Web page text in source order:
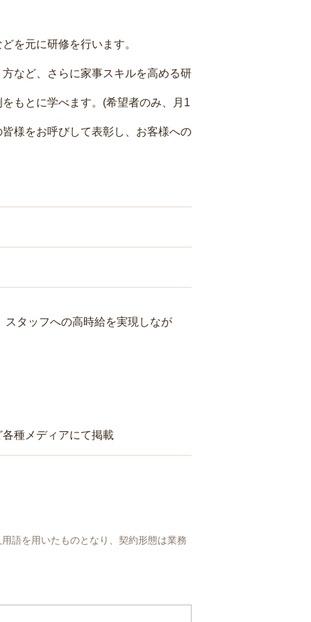
を元に研修を行います。
など、さらに家事スキルを高める研
もとに学べます。(希望者のみ、月1
様をお呼びして表彰し、お客様への
タッフへの高時給を実現しなが
種メディアにて掲載
語を用いたものとなり、契約形態は業務